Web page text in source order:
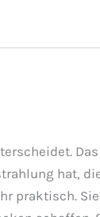
Das
hat,
praktisch.